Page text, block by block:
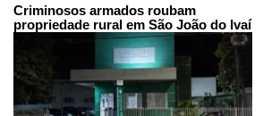
Criminosos armados roubam
propriedade rural em São João do Ivaí